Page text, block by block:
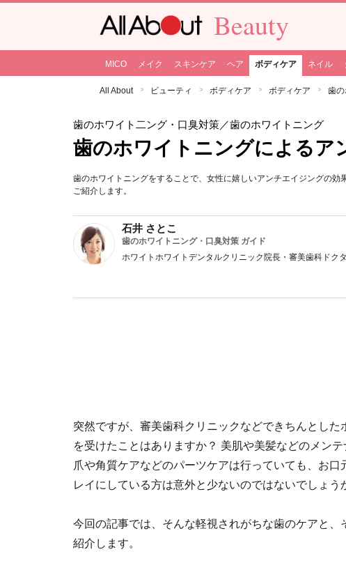
Beauty
MICO メイク スキンケア ヘア ボディケア ネイル
All About ビューティ ボディケア ボディケア 歯
歯のホワイト二ング・口臭対策／歯のホワイトニング
歯のホワイトニングによるア
歯のホワイトニングをすることで、女性に嬉しいアンチエイジングの
ご紹介します。
石井 さとこ
歯のホワイトニング・口臭対策 ガイド
ホワイトホワイトデンタルクリニック院長・審美歯科ドク
突然ですが、審美歯科クリニックなどできちんとした
を受けたことはありますか？ 美肌や美髪などのメン
爪や角質ケアなどのパーツケアは行っていても、お口
レイにしている方は意外と少ないのではないでしょう
今回の記事では、そんな軽視されがちな歯のケアと、
紹介します。